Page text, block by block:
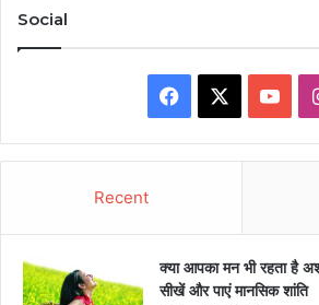
Social
Facebook
Recent
क्या आपका मन भी रहता है
सीखें और पाएं मानसिक शांति